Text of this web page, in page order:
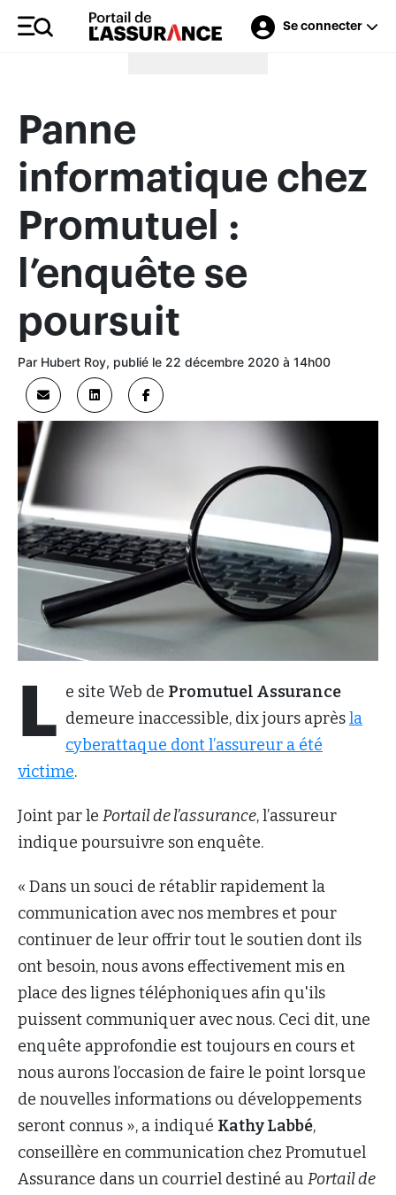
Se connecter
Merci à nos annonceurs
Panne
informatique chez
Promutuel :
l’enquête se
poursuit
Par Hubert Roy, publié le 22 décembre 2020 à 14h00
L e site Web de Promutuel Assurance
demeure inaccessible, dix jours aprèsla
cyberattaque dont l’assureur a été
victime.
Joint par le Portail de l’assurance, l’assureur
indique poursuivre son enquête.
« Dans un souci de rétablir rapidement la
communication avec nos membres et pour
continuer de leur offrir tout le soutien dont ils
ont besoin, nous avons effectivement mis en
place des lignes téléphoniques afin qu'ils
puissent communiquer avec nous. Ceci dit, une
enquête approfondie est toujours en cours et
nous aurons l’occasion de faire le point lorsque
de nouvelles informations ou développements
seront connus », a indiqué Kathy Labbé,
conseillère en communication chez Promutuel
Assurance dans un courriel destiné au Portail de